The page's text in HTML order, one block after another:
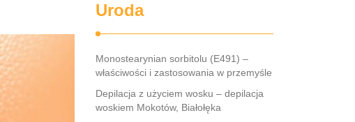
Uroda
Monostearynian sorbitolu (E491) –
właściwości i zastosowania w przemyśle
Depilacja z użyciem wosku – depilacja
woskiem Mokotów, Białołęka